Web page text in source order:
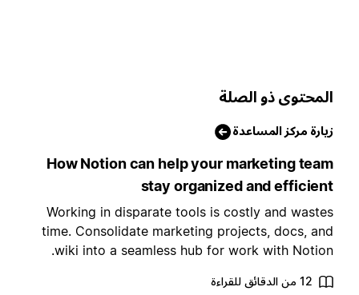
ذو الصلة
مركز المساعدة
How Notion can help your marketing
stay organized and
Working in disparate tools is costly and
time. Consolidate marketing projects, docs,
wiki into a seamless hub for work with
12 من الدقائق للقراءة